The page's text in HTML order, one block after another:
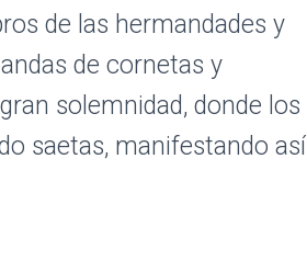
de las hermandades y
de cornetas y
solemnidad, donde los
saetas, manifestando así